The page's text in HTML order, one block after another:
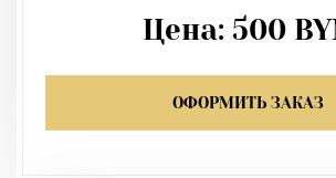
Цена: 500
ОФОРМИТЬ ЗАКАЗ